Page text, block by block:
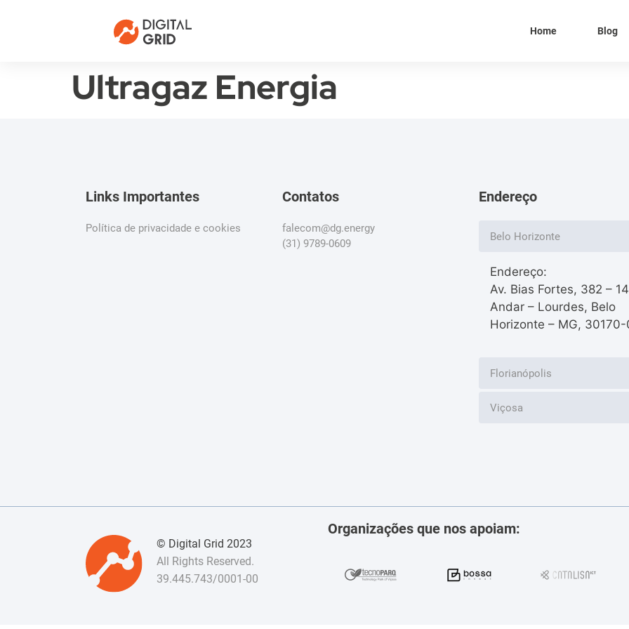
Home Blog
Ultragaz Energia
Links Importantes
Política de privacidade e cookies
Contatos
falecom@dg.energy
(31) 9789-0609
Endereço
Belo Horizonte
Endereço:
Av. Bias Fortes, 382 –
Andar – Lourdes, Belo
Horizonte – MG, 30170-
Florianópolis
Viçosa
© Digital Grid 2023
All Rights Reserved.
39.445.743/0001-00
Organizações que nos apoiam: